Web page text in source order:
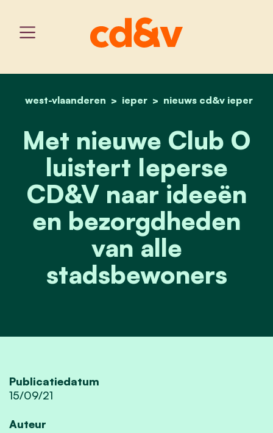
home
west-vlaanderen ieper nieuws cd&v ieper
met nieuwe club o
Met nieuwe Club O
luistert Ieperse
CD&V naar ideeën
en bezorgdheden
van alle
stadsbewoners
Publicatiedatum
15/09/21
Auteur